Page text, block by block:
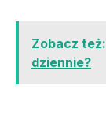
Zobacz też:
dziennie?